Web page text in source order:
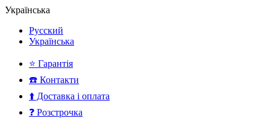
Українська
Русский
Українська
⭐ Гарантія
☎️ Контакти
⬆️ Доставка і оплата
❓ Розстрочка